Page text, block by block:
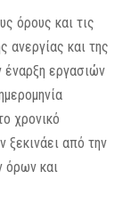
όρους και τις
ανεργίας και της
έναρξη εργασιών
χρονικό
ξεκινάει από την
όρων και